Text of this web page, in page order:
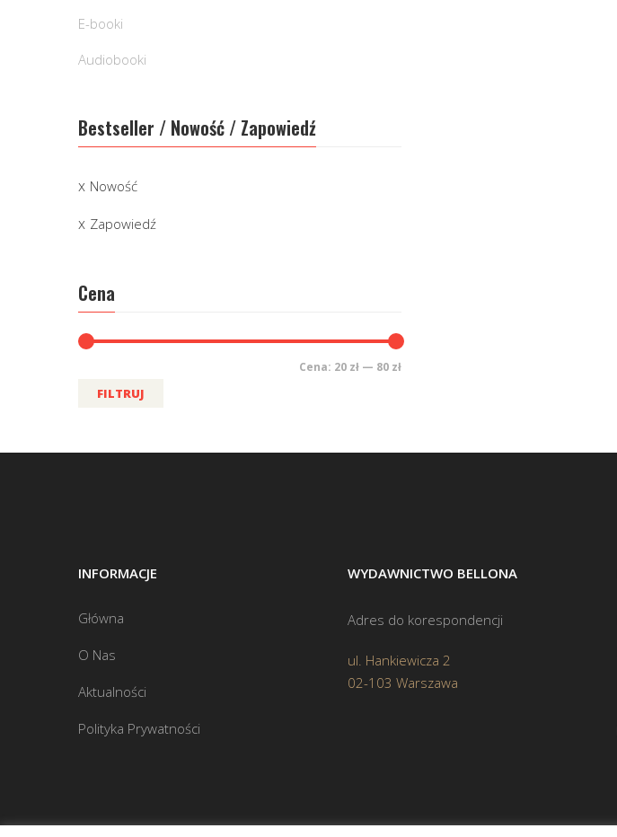
E-booki
Audiobooki
Bestseller / Nowość / Zapowiedź
Nowość
Zapowiedź
Cena
FILTRUJ
Cena: 20 zł — 80 zł
INFORMACJE
Główna
O Nas
Aktualności
Polityka Prywatności
WYDAWNICTWO BELLONA
Adres do korespondencji
ul. Hankiewicza 2
02-103 Warszawa